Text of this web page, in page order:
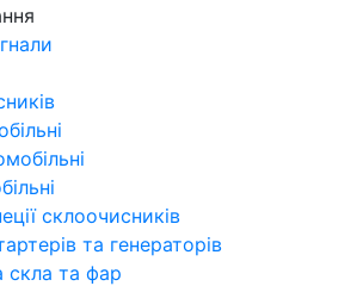
склоочисників
та генераторів
скла та фар